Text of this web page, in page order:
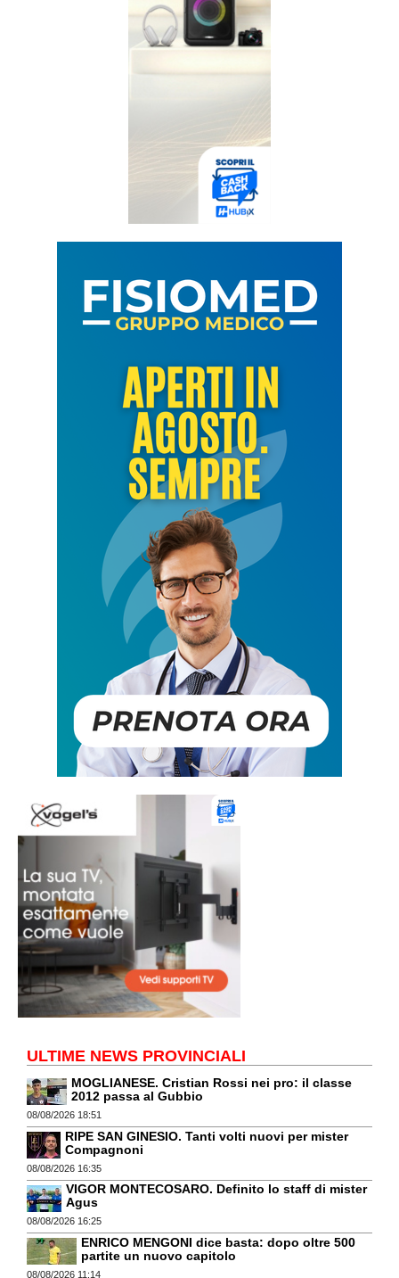
ULTIME NEWS PROVINCIALI
MOGLIANESE. Cristian Rossi nei pro: il classe
2012 passa al Gubbio
08/08/2026 18:51
RIPE SAN GINESIO. Tanti volti nuovi per mister
Compagnoni
08/08/2026 16:35
VIGOR MONTECOSARO. Definito lo staff di mister
Agus
08/08/2026 16:25
ENRICO MENGONI dice basta: dopo oltre 500
partite un nuovo capitolo
08/08/2026 11:14